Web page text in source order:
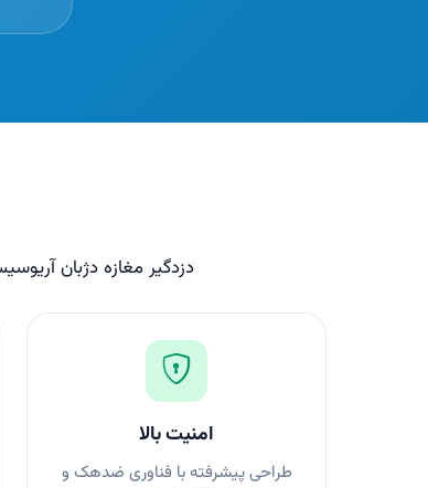
دزدگیر مغازه دژبان
امنیت بالا
طراحی پیشرفته با فناوری ضدهک و